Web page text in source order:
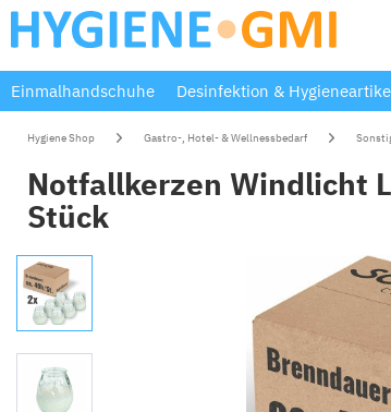
Einmalhandschuhe Desinfektion &
Hygiene Shop Gastro-, Hotel- & Wellnessbedarf
Notfallkerzen Windlicht
Stück